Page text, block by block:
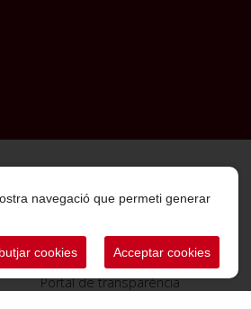
Portal de transparència
navegació que permeti generar
cookies Acceptar cookies